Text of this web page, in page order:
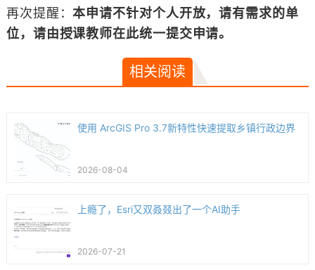
再次提醒：本申请不针对个人开放，请有需求的单
位，请由授课教师在此统一提交申请。
相关阅读
使用 ArcGIS Pro 3.7新特性快速提取乡镇行政边界
2026-08-04
上瘾了，Esri又双叒叕出了一个AI助手
2026-07-21